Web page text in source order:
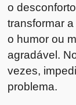
o
transformar
o humor ou
agradável.
vezes,
problema.